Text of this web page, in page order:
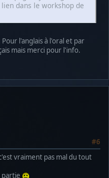
dans le workshop de
l'anglais à l'oral et par
mais merci pour l'info.
#6
vraiment pas mal du tout
partie